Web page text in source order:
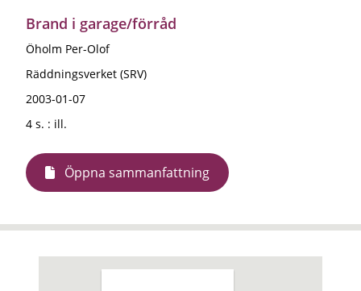
Brand i garage/förråd
Öholm Per-Olof
Räddningsverket (SRV)
2003-01-07
4 s. : ill.
Öppna sammanfattning